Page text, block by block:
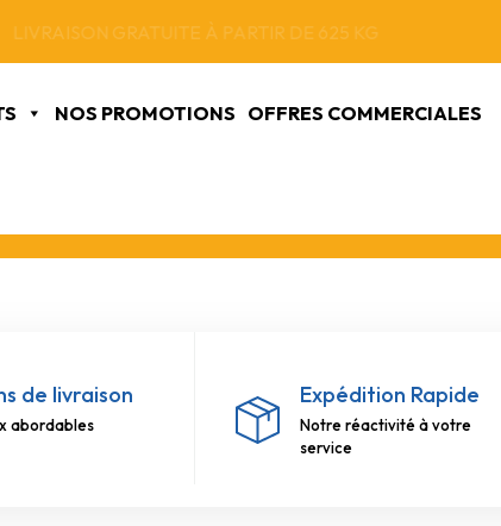
VENTE UNIQUEMENT AUX PROFESSIONNELS
NOS PROMOTIONS OFFRES COMMERCIALES
de livraison
abordables
Expédition Rapide
Notre réactivité à votre
service